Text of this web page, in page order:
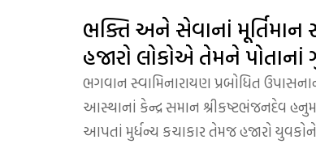
ભક્તિ અને સેવાનાં મૂર્તિમાન
હજારો લોકોએ તેમને પોતાનાં
ભગવાન સ્વામિનારાયણ પ્રબોધિત
આસ્થાનાં કેન્દ્ર સમાન શ્રીકષ્ટભંજનદેવ
આપતાં મુર્ધન્ય કચાકાર તેમજ હજારો યુવકોને